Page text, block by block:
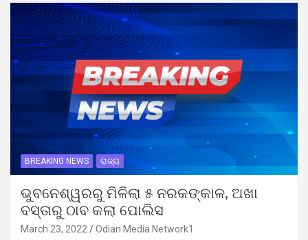
BREAKING NEWS ରାଜ୍ୟ
ଭୁବନେଶ୍ୱରରୁ ମିଳିଲା ୫ ନରକଙ୍କାଳ, ଅଖା
ବସ୍ତାରୁ ଠାବ କଲା ପୋଲିସ
March 23, 2022 Odian Media Network1